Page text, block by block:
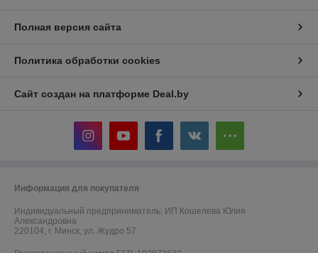
Полная версия сайта
Политика обработки cookies
Сайт создан на платформе Deal.by
Информация для покупателя
Индивидуальный предприниматель: ИП Кошелева Юлия
Александровна
220104, г. Минск, ул. Жудро 57